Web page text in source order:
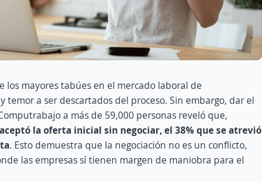
los mayores tabúes en el mercado laboral de
temor a ser descartados del proceso. Sin embargo, dar el
a más de 59,000 personas reveló que,
la oferta inicial sin negociar, el 38% que se atrevió
. Esto demuestra que la negociación no es un conflicto,
las empresas sí tienen margen de maniobra para el